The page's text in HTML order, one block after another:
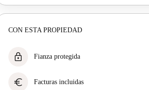
CON ESTA PROPIEDAD
lock Fianza protegida
no te devuelve la fianza, nosotros te la
euro Facturas incluidas